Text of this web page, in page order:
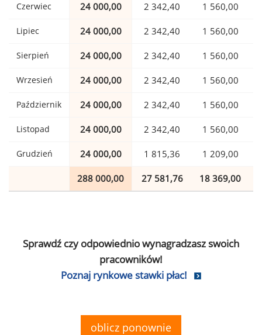
Czerwiec 24 000,00 2 342,40 1 560,00
Lipiec 24 000,00 2 342,40 1 560,00
Sierpień 24 000,00 2 342,40 1 560,00
Wrzesień 24 000,00 2 342,40 1 560,00
Październik 24 000,00 2 342,40 1 560,00
Listopad 24 000,00 2 342,40 1 560,00
Grudzień 24 000,00 1 815,36 1 209,00
288 000,00 27 581,76 18 369,00
Sprawdź czy odpowiednio wynagradzasz swoich
pracowników!
Poznaj rynkowe stawki płac!
oblicz ponownie